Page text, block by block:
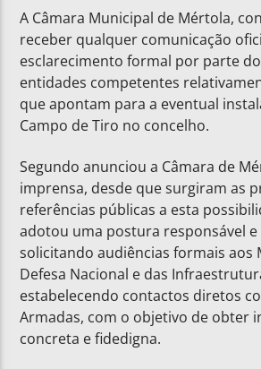
A Câmara Municipal de Mértola,
receber qualquer comunicação
esclarecimento formal por parte
entidades competentes
que apontam para a eventual
Campo de Tiro no concelho.
Segundo anunciou a Câmara de
imprensa, desde que surgiram as
referências públicas a esta
adotou uma postura responsável
solicitando audiências formais aos
Defesa Nacional e das
estabelecendo contactos diretos
Armadas, com o objetivo de obter
concreta e fidedigna.